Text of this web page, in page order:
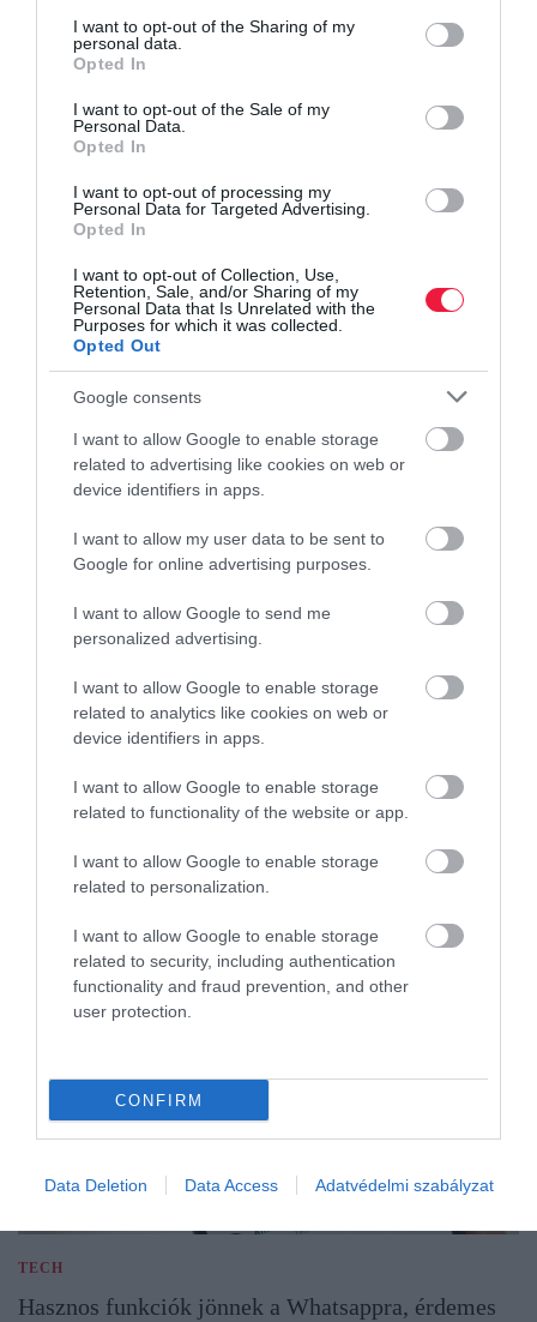
not limited to your visit or usage behaviour. You may click to
grant or deny consent to Google and its third-party tags to
use your data for below specified purposes in below Google
consent section.
I want to opt-out of the Sharing of my
personal data.
Opted In
I want to opt-out of the Sale of my
Personal Data.
Opted In
I want to opt-out of processing my
Personal Data for Targeted Advertising.
Opted In
I want to opt-out of Collection, Use,
Retention, Sale, and/or Sharing of my
Personal Data that Is Unrelated with the
Purposes for which it was collected.
Opted Out
Google consents
I want to allow Google to enable storage
related to advertising like cookies on web or
device identifiers in apps.
I want to allow my user data to be sent to
Google for online advertising purposes.
I want to allow Google to send me
personalized advertising.
I want to allow Google to enable storage
related to analytics like cookies on web or
device identifiers in apps.
I want to allow Google to enable storage
related to functionality of the website or app.
I want to allow Google to enable storage
related to personalization.
I want to allow Google to enable storage
related to security, including authentication
functionality and fraud prevention, and other
user protection.
CONFIRM
Data Deletion Data Access Adatvédelmi szabályzat
testmozgásban hisznek: nekik általában a futás, valamilyen
küzdősport, csoportos edzés vagy akár az országúti kerékpáron
kiegyensúlyozottabbnak, ha rendszeresen hódolhatnak valamilyen
kreatív hobbinak, például a festésnek. Persze sok helyzetben az
segít, ha felkeresünk egy szakembert, coachot vagy pszichológust,
aki kifejezetten a mi problémánkra keresi majd a megoldást –
velünk összhangban.
A lényeg, hogy ne törődjünk bele a stresszes mindennapokba,
hiszen jól láthatjuk, milyen negatív hatásai lehetnek a
mindennapjainkra és hosszú távon az életminőségünkre.
stressz egészség negatív hatás betegség
tünetek
TECH
Hasznos funkciók jönnek a Whatsappra, érdemes